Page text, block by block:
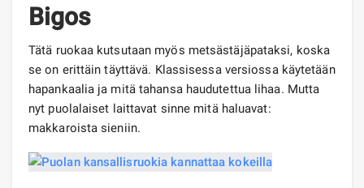
Bigos
Tätä ruokaa kutsutaan myös metsästäjäpataksi, koska
se on erittäin täyttävä. Klassisessa versiossa käytetään
hapankaalia ja mitä tahansa haudutettua lihaa. Mutta
nyt puolalaiset laittavat sinne mitä haluavat:
makkaroista sieniin.